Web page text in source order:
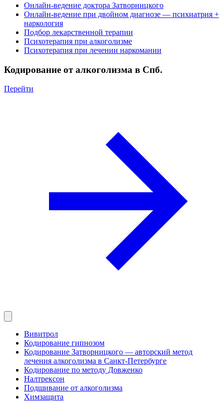
Онлайн-ведение доктора Затворницкого
Онлайн‑ведение при двойном диагнозе — психиатрия +
наркология
Подбор лекарственной терапии
Психотерапия при алкоголизме
Психотерапия при лечении наркомании
Кодирование от алкоголизма в Спб.
Перейти
Вивитрол
Кодирование гипнозом
Кодирование Затворницкого — авторский метод
лечения алкоголизма в Санкт‑Петербурге
Кодирование по методу Довженко
Налтрексон
Подшивание от алкоголизма
Химзащита